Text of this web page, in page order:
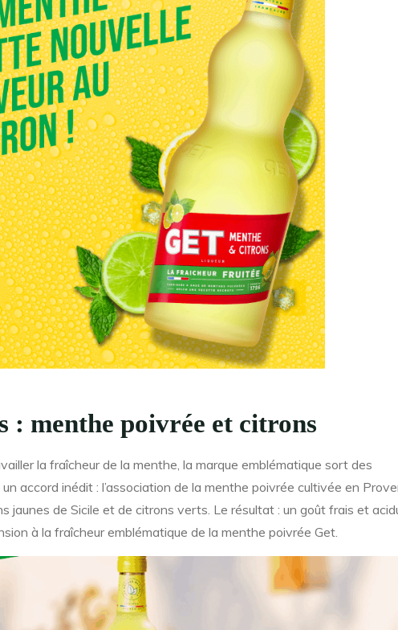
: menthe poivrée et citrons
la fraîcheur de la menthe, la marque emblématique sort des
accord inédit : l’association de la menthe poivrée cultivée en
jaunes de Sicile et de citrons verts. Le résultat : un goût frais et
à la fraîcheur emblématique de la menthe poivrée Get.